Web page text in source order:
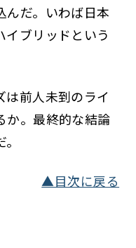
んだ。いわば日本
ブリッドという
は前人未到のライ
か。最終的な結論
▲目次に戻る